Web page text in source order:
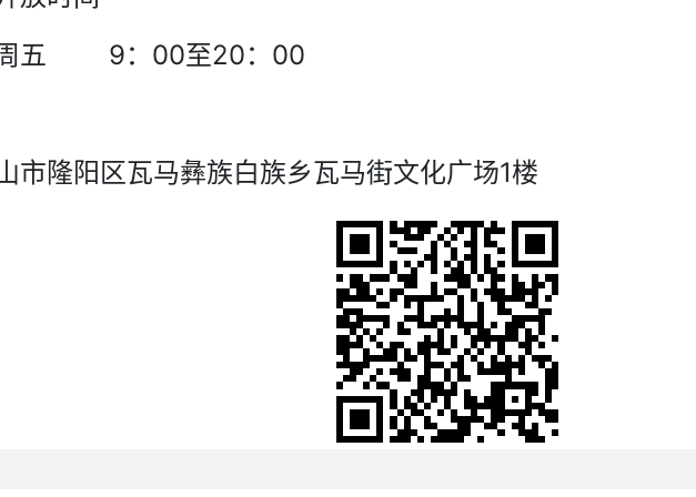
周五 9：00至20：00
市隆阳区瓦马彝族白族乡瓦马街文化广场1楼